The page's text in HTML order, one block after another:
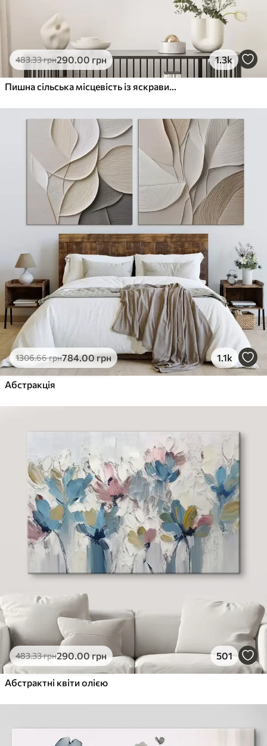
483.33грн290.00 грн 1.3k
Пишна сільська місцевість із яскравим лугом диких квітів, наповненим різнокольоровими квітами під хмарним небом
1306.66грн784.00грн 1.1k
Абстракція
483.33грн290.00грн 501
Абстрактні квіти олією